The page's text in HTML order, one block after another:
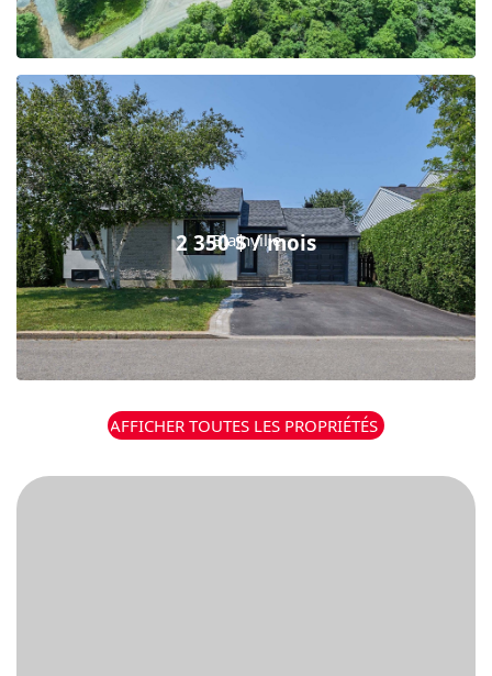
Blainville
2 350 $ / mois
AFFICHER TOUTES LES PROPRIÉTÉS